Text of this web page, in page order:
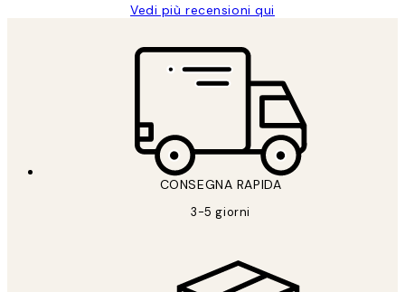
Vedi più recensioni qui
CONSEGNA RAPIDA
3-5 giorni